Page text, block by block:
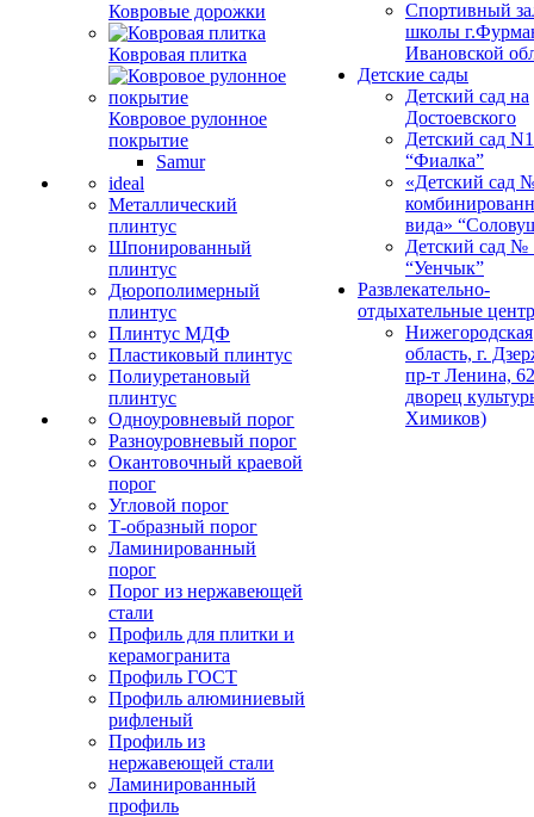
Ковровые дорожки
Ковровая плитка
Ковровое рулонное
покрытие
Samur
ideal
Металлический
плинтус
Шпонированный
плинтус
Дюрополимерный
плинтус
Плинтус МДФ
Пластиковый плинтус
Полиуретановый
плинтус
Одноуровневый порог
Разноуровневый порог
Окантовочный краевой
порог
Угловой порог
Т-образный порог
Ламинированный
порог
Порог из нержавеющей
стали
Профиль для плитки и
керамогранита
Профиль ГОСТ
Профиль алюминиевый
рифленый
Профиль из
нержавеющей стали
Ламинированный
профиль
Спортивный
школы
Ивановской
Детские сады
Детский сад на
Достоевского
Детский сад
“Фиалка”
«Детский сад
вида»
Детский сад №
“Уенчык”
Развлекательно-
отдыхательные
Нижегородская
область, г.
пр-т Ленина,
дворец
Химиков)